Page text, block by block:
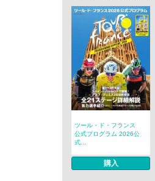
ツール・ド・フランス
公式プログラム 2026公
式...
購入